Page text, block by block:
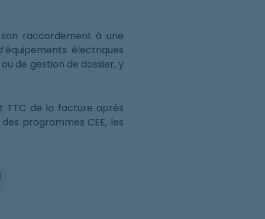
raccordement à une
électriques
de gestion de dossier, y
TTC de la facture après
programmes CEE, les
IN A NEW WINDOW